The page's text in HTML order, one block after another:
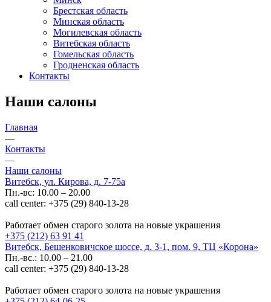
Брестская область
Минская область
Могилевская область
Витебская область
Гомельская область
Гродненская область
Контакты
Наши салоны
Главная
—
Контакты
—
Наши салоны
Витебск, ул. Кирова, д. 7-75а
Пн.-вс: 10.00 – 20.00
call center: +375 (29) 840-13-28
Работает обмен старого золота на новые украшения
+375 (212) 63 91 41
Витебск, Бешенковичское шоссе, д. 3-1, пом. 9, ТЦ «Корона»
Пн.-вс.: 10.00 – 21.00
call center: +375 (29) 840-13-28
Работает обмен старого золота на новые украшения